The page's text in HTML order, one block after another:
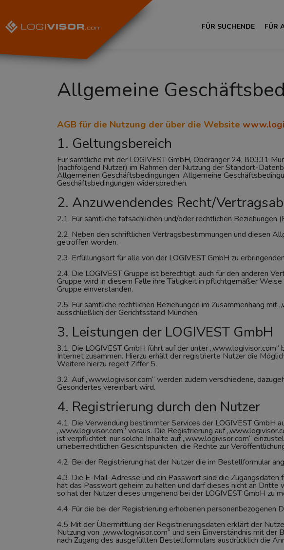
FÜR SUCHENDE FÜR
Allgemeine
AGB für die Nutzung der über die Website
1. Geltungsbereich
Für sämtliche mit der LOGIVEST GmbH, Oberanger 24, 80331
(nachfolgend Nutzer) im Rahmen der Nutzung der Standort-
Allgemeinen Geschäftsbedingungen. Allgemeine
Geschäftsbedingungen widersprechen.
2. Anzuwendendes Recht/
2.1. Für sämtliche tatsächlichen und/oder rechtlichen
2.2. Neben den schriftlichen Vertragsbestimmungen und diesen
getroffen worden.
2.3. Erfüllungsort für alle von der LOGIVEST GmbH zu
2.4. Die LOGIVEST Gruppe ist berechtigt, auch für den anderen
Gruppe wird in diesem Falle ihre Tätigkeit in pflichtgemäßer
Gruppe einverstanden.
2.5. Für sämtliche rechtlichen Beziehungen im Zusammenhang
ausschließlich der Gerichtsstand München.
3. Leistungen der LOGIVEST GmbH
3.1. Die LOGIVEST GmbH führt auf der unter
Internet zusammen. Hierzu erhält der registrierte Nutzer die
Weitere hierzu regelt Ziffer 5.
3.2. Auf „www.logivisor.com“ werden zudem verschiedene,
Gesondertes vereinbart wird.
4. Registrierung durch den Nutzer
4.1. Die Verwendung bestimmter Services der LOGIVEST
„www.logivisor.com“ voraus. Die Registrierung auf
ist verpflichtet, nur solche Inhalte auf „www.logivisor.com“
urheberrechtlichen Gesichtspunkten, die Rechte zur
4.2. Bei der Registrierung hat der Nutzer die im Bestellformular
4.3. Die E-Mail-Adresse und ein Passwort sind die Zugangsdaten
hat das Passwort geheim zu halten und darf dieses nicht an
so hat der Nutzer dieses umgehend bei der LOGIVEST GmbH zu
4.4. Für die bei der Registrierung erhobenen
4.5 Mit der Übermittlung der Registrierungsdaten erklärt der
Nutzung von „www.logivisor.com“ und sein Einverständnis mit
nach Zugang des ausgefüllten Bestellformulars ausdrücklich die